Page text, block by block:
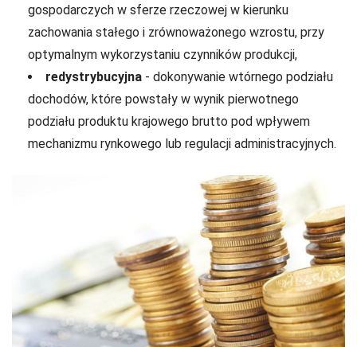
gospodarczych w sferze rzeczowej w kierunku
zachowania stałego i zrównoważonego wzrostu, przy
optymalnym wykorzystaniu czynników produkcji,
redystrybucyjna - dokonywanie wtórnego podziału
dochodów, które powstały w wynik pierwotnego
podziału produktu krajowego brutto pod wpływem
mechanizmu rynkowego lub regulacji administracyjnych.